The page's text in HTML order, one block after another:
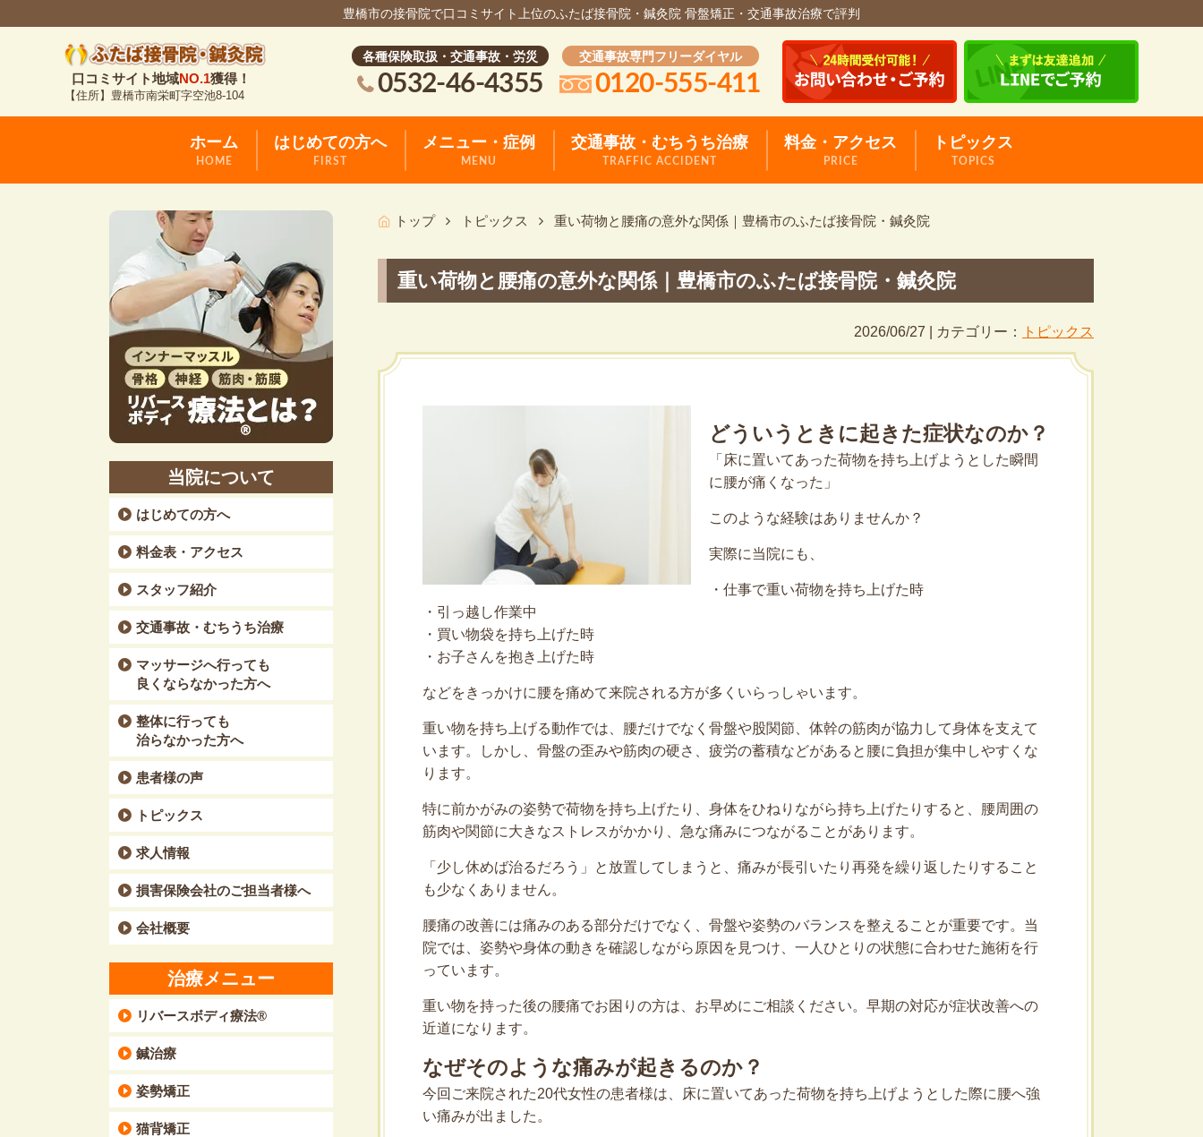
豊橋市の接骨院で口コミサイト上位のふたば接骨院・鍼灸院 骨盤矯正・交通事故治療で評判
口コミサイト地域NO.1獲得！
【住所】豊橋市南栄町字空池8-104
各種保険取扱・交通事故・労災
0532-46-4355
交通事故専門フリーダイヤル
0120-555-411
ホーム
HOME
はじめての方へ
FIRST
メニュー・症例
MENU
交通事故・むちうち治療
TRAFFIC ACCIDENT
料金・アクセス
PRICE
トピックス
TOPICS
トップ トピックス 重い荷物と腰痛の意外な関係｜豊橋市のふたば接骨院・鍼灸院
重い荷物と腰痛の意外な関係｜豊橋市のふたば接骨院・鍼灸院
2026/06/27 | カテゴリー： トピックス
どういうときに起きた症状なのか？
「床に置いてあった荷物を持ち上げようとした瞬間
に腰が痛くなった」
このような経験はありませんか？
実際に当院にも、
・仕事で重い荷物を持ち上げた時
・引っ越し作業中
・買い物袋を持ち上げた時
・お子さんを抱き上げた時
などをきっかけに腰を痛めて来院される方が多くいらっしゃいます。
重い物を持ち上げる動作では、腰だけでなく骨盤や股関節、体幹の筋肉が協力して身体を支えて
います。しかし、骨盤の歪みや筋肉の硬さ、疲労の蓄積などがあると腰に負担が集中しやすくな
ります。
特に前かがみの姿勢で荷物を持ち上げたり、身体をひねりながら持ち上げたりすると、腰周囲の
筋肉や関節に大きなストレスがかかり、急な痛みにつながることがあります。
「少し休めば治るだろう」と放置してしまうと、痛みが長引いたり再発を繰り返したりすること
も少なくありません。
腰痛の改善には痛みのある部分だけでなく、骨盤や姿勢のバランスを整えることが重要です。当
院では、姿勢や身体の動きを確認しながら原因を見つけ、一人ひとりの状態に合わせた施術を行
っています。
重い物を持った後の腰痛でお困りの方は、お早めにご相談ください。早期の対応が症状改善への
近道になります。
なぜそのような痛みが起きるのか？
今回ご来院された20代女性の患者様は、床に置いてあった荷物を持ち上げようとした際に腰へ強
い痛みが出ました。
当院について
はじめての方へ
料金表・アクセス
スタッフ紹介
交通事故・むちうち治療
マッサージへ行っても
良くならなかった方へ
整体に行っても
治らなかった方へ
患者様の声
トピックス
求人情報
損害保険会社のご担当者様へ
会社概要
治療メニュー
リバースボディ療法®
鍼治療
姿勢矯正
猫背矯正